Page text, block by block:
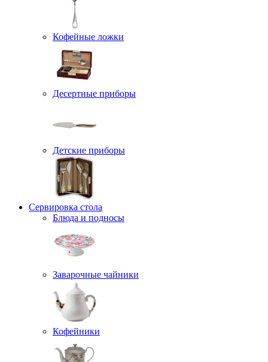
Кофейные ложки
Десертные приборы
Детские приборы
Сервировка стола
Блюда и подносы
Заварочные чайники
Кофейники